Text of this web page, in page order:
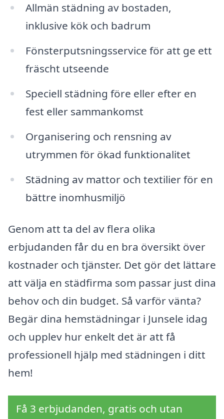
Allmän städning av bostaden,
inklusive kök och badrum
Fönsterputsningsservice för att ge ett
fräscht utseende
Speciell städning före eller efter en
fest eller sammankomst
Organisering och rensning av
utrymmen för ökad funktionalitet
Städning av mattor och textilier för en
bättre inomhusmiljö
Genom att ta del av flera olika
erbjudanden får du en bra översikt över
kostnader och tjänster. Det gör det lättare
att välja en städfirma som passar just dina
behov och din budget. Så varför vänta?
Begär dina hemstädningar i Junsele idag
och upplev hur enkelt det är att få
professionell hjälp med städningen i ditt
hem!
Få 3 erbjudanden, gratis och utan